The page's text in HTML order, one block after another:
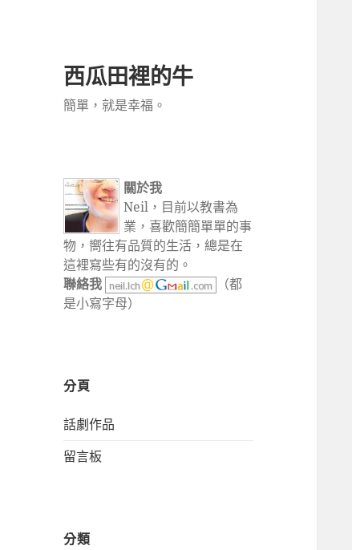
西瓜田裡的牛
簡單，就是幸福。
關於我
Neil，目前以教書為
業，喜歡簡簡單單的事
物，嚮往有品質的生活，總是在
這裡寫些有的沒有的。
聯絡我
（都
是小寫字母）
分頁
話劇作品
留言板
分類